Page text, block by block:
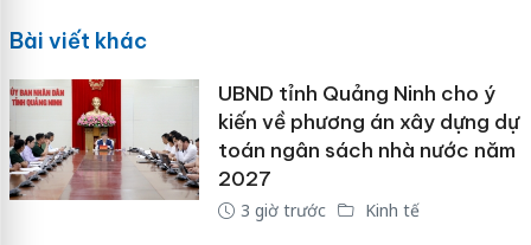
Bài viết khác
UBND tỉnh Quảng Ninh cho ý
kiến về phương án xây dựng dự
toán ngân sách nhà nước năm
2027
3 giờ trước Kinh tế